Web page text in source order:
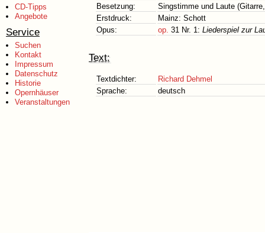
CD-Tipps
Angebote
Service
Suchen
Kontakt
Impressum
Datenschutz
Historie
Opernhäuser
Veranstaltungen
Besetzung:
Singstimme und Laute
Erstdruck:
Mainz: Schott
Opus:
op. 31 Nr. 1: Liederspiel zur
Text:
Textdichter:
Richard Dehmel
Sprache:
deutsch